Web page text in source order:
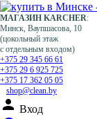
МАГАЗИН KARCHER:
Минск, Ваупшасова, 10
(цокольный этаж
с отдельным входом)
+375 29 345 66 61
+375 29 6 925 725
+375 17 362 05 05
shop@clean.by
person Вход